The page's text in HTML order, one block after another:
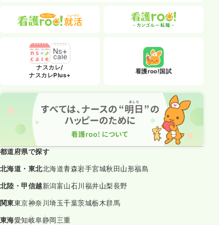
ナスカレ/
ナスカレPlus+
看護roo!国試
都道府県で探す
北海道・東北北海道青森岩手宮城秋田山形福島
北陸・甲信越新潟富山石川福井山梨長野
関東東京神奈川埼玉千葉茨城栃木群馬
東海愛知岐阜静岡三重